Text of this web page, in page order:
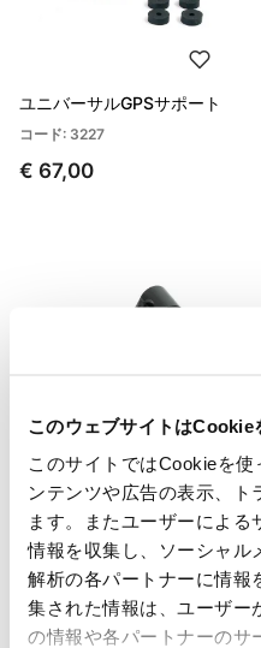
このウェブサイトはCookie
このサイトではCookieを
ンテンツや広告の表示、ト
ます。またユーザーによる
情報を収集し、ソーシャル
解析の各パートナーに情報
集された情報は、ユーザー
の情報や各パートナーのサ
ユニバーサルGPSサポート
コード: 3227
€ 67,00
代替ヘッドライトの調整可能
なサポート
コード: U078
€ 97,00